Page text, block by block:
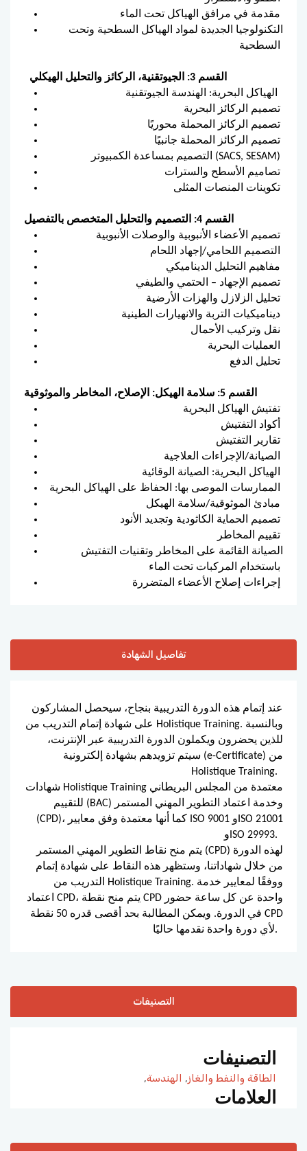
مقدمة في مرافق الهياكل تحت الماء
التكنولوجيا الجديدة لمواد الهياكل السطحية وتحت
السطحية
القسم 3: الجيوتقنية، الركائز والتحليل الهيكلي
تصميم الركائز البحرية
تصميم الركائز المحملة محوريًا
تصميم الركائز المحملة جانبيًا
التصميم بمساعدة الكمبيوتر (SACS, SESAM)
تصاميم الأسطح والسترات
تكوينات المنصات المثلى
القسم 4: التصميم والتحليل المتخصص بالتفصيل
تصميم الأعضاء الأنبوبية والوصلات الأنبوبية
التصميم اللحامي/إجهاد اللحام
مفاهيم التحليل الديناميكي
تصميم الإجهاد – الحتمي والطيفي
تحليل الزلازل والهزات الأرضية
ديناميكيات التربة والانهيارات الطينية
نقل وتركيب الأحمال
العمليات البحرية
تحليل الدفع
القسم 5: سلامة الهيكل: الإصلاح، المخاطر والموثوقية
تفتيش الهياكل البحرية
أكواد التفتيش
تقارير التفتيش
الصيانة/الإجراءات العلاجية
الهياكل البحرية: الصيانة الوقائية
الممارسات الموصى بها: الحفاظ على الهياكل البحرية
مبادئ الموثوقية/سلامة الهيكل
تصميم الحماية الكاثودية وتجديد الأنود
تقييم المخاطر
الصيانة القائمة على المخاطر وتقنيات التفتيش
باستخدام المركبات تحت الماء
إجراءات إصلاح الأعضاء المتضررة
تفاصيل الشهادة
عند إتمام هذه الدورة التدريبية بنجاح، سيحصل المشاركون
على شهادة إتمام التدريب من Holistique Training. وبالنسبة
للذين يحضرون ويكملون الدورة التدريبية عبر الإنترنت،
سيتم تزويدهم بشهادة إلكترونية (e-Certificate) من
Holistique Training.
شهادات Holistique Training معتمدة من المجلس البريطاني
للتقييم (BAC) وخدمة اعتماد التطوير المهني المستمر
(CPD)، كما أنها معتمدة وفق معايير ISO 9001 وISO 21001
وISO 29993.
يتم منح نقاط التطوير المهني المستمر (CPD) لهذه الدورة
من خلال شهاداتنا، وستظهر هذه النقاط على شهادة إتمام
التدريب من Holistique Training. ووفقًا لمعايير خدمة
اعتماد CPD، يتم منح نقطة CPD واحدة عن كل ساعة حضور
في الدورة. ويمكن المطالبة بحد أقصى قدره 50 نقطة CPD
لأي دورة واحدة نقدمها حاليًا.
التصنيفات
التصنيفات
الطاقة والنفط والغاز, الهندسة,
العلامات